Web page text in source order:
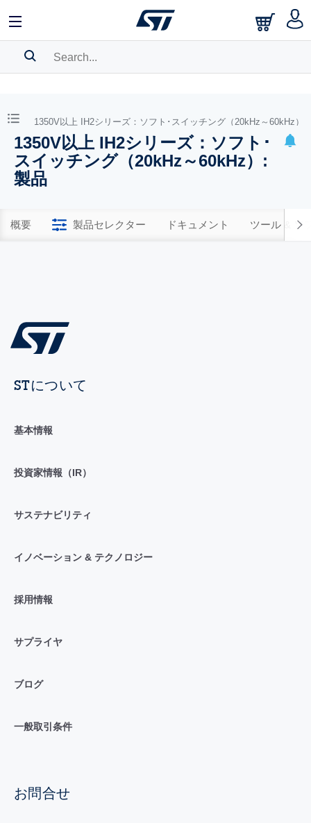
BOOKMARK
Pleaselog in to show your saved searches.
） 1350V以上 IH2シリーズ：ソフト･スイッチング（20kHz～60kHz）
1350V以上 IH2シリーズ：ソフト･
スイッチング（20kHz～60kHz）:
製品
概要 製品セレクター ドキュメント ツール & ソ
STについて
基本情報
投資家情報（IR）
サステナビリティ
イノベーション & テクノロジー
採用情報
サプライヤ
ブログ
一般取引条件
お問合せ